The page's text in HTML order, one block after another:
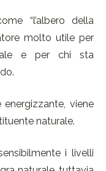
“l’albero della
molto utile per
e per chi sta
viene
naturale.
i livelli